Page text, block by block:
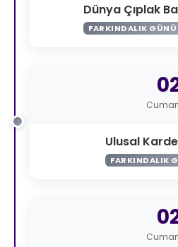
Dünya Çıplak
FARKINDALIK GÜNÜ
Ulusal
FARKINDALIK